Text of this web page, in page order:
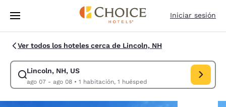
Pasar A Contenido Principal
Iniciar sesión
Ver todos los hoteles cerca de Lincoln, NH
Lincoln, NH, US
ago 07 - ago 08• 1 habitación, 1 huésped
Modificar la búsqueda de Lincoln, NH, US. Fecha de check-in ago 07,